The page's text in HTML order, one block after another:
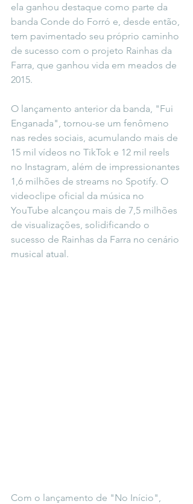
ela ganhou destaque como parte da
banda Conde do Forró e, desde então,
tem pavimentado seu próprio caminho
de sucesso com o projeto Rainhas da
Farra, que ganhou vida em meados de
2015.
O lançamento anterior da banda, "Fui
Enganada", tornou-se um fenômeno
nas redes sociais, acumulando mais de
15 mil vídeos no TikTok e 12 mil reels
no Instagram, além de impressionantes
1,6 milhões de streams no Spotify. O
videoclipe oficial da música no
YouTube alcançou mais de 7,5 milhões
de visualizações, solidificando o
sucesso de Rainhas da Farra no cenário
musical atual.
Com o lançamento de "No Início",